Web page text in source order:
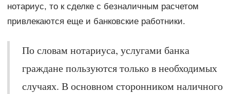
нотариус, то к сделке с безналичным расчетом
привлекаются еще и банковские работники.
По словам нотариуса, услугами банка
граждане пользуются только в необходимых
случаях. В основном сторонником наличного